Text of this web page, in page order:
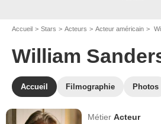
Accueil Stars Acteurs Acteur américain
William
Accueil Filmographie Photos
MétierActeur